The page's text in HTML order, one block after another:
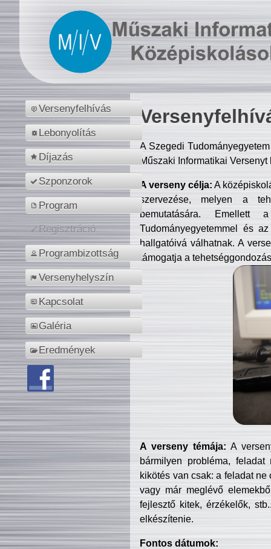
Versenyfelhívás
Lebonyolítás
Díjazás
Szponzorok
Program
Regisztráció
Programbizottság
Versenyhelyszín
Kapcsolat
Galéria
Eredmények
A Szegedi
Műszaki Informatikai
A verseny célja: A
szervezése, melyen a
bemutatására. Emellett
Tudományegyetemmel és
hallgatóivá válhatnak. A
támogatja a
A verseny témája: A
bármilyen probléma, feladat
kikötés van csak: a feladat
vagy már meglévő
fejlesztő kitek, érzékelők,
elkészítenie.
Fontos dátumok: